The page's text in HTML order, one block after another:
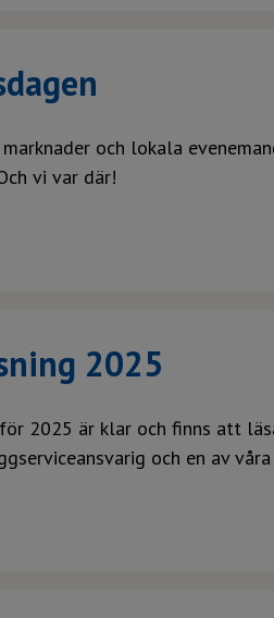
marknader och lokala
vi var där!
2025
2025 är klar och finns att
och en av våra